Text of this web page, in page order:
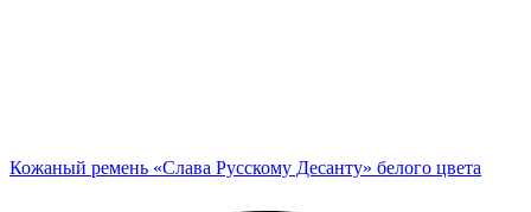
Кожаный ремень «Слава Русскому Десанту» белого цвета